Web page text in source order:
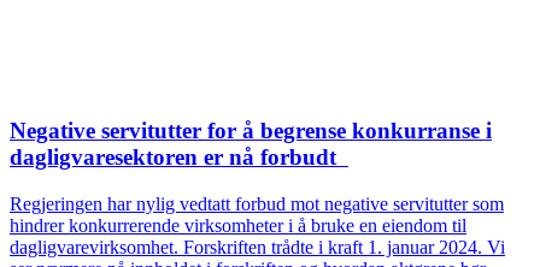
Negative servitutter for å begrense konkurranse i
dagligvaresektoren er nå forbudt
Regjeringen har nylig vedtatt forbud mot negative servitutter som
hindrer konkurrerende virksomheter i å bruke en eiendom til
dagligvarevirksomhet. Forskriften trådte i kraft 1. januar 2024. Vi